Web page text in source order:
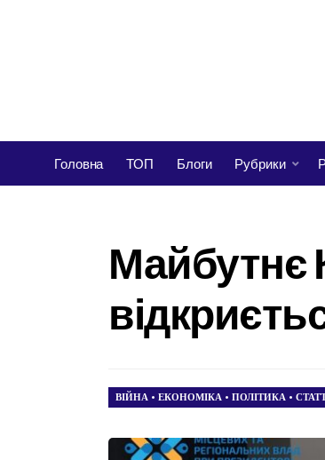
Головна ТОП Блоги Рубрики
Майбутнє
ВІЙНА • ЕКОНОМІКА • ПОЛІТИКА •